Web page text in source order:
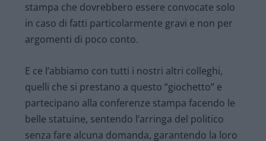
stampa che dovrebbero essere convocate solo
in caso di fatti particolarmente gravi e non per
argomenti di poco conto.
E ce l’abbiamo con tutti i nostri altri colleghi,
quelli che si prestano a questo “giochetto” e
partecipano alla conferenze stampa facendo le
belle statuine, sentendo l’arringa del politico
senza fare alcuna domanda, garantendo la loro